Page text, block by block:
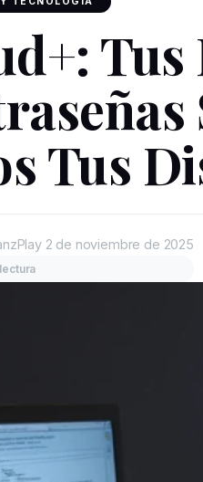
Tus
Tus
2 de noviembre de 2025